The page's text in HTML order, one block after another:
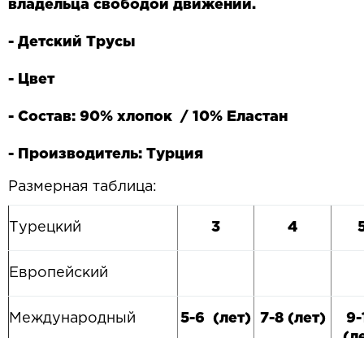
владельца свободой движений.
- Детский Трусы
- Цвет
- Состав: 90% хлопок / 10% Еластан
- Производитель: Турция
Размерная таблица:
Турецкий 3 4
Европейский
Международный 5-6 (лет) 7-8 (лет)
9-